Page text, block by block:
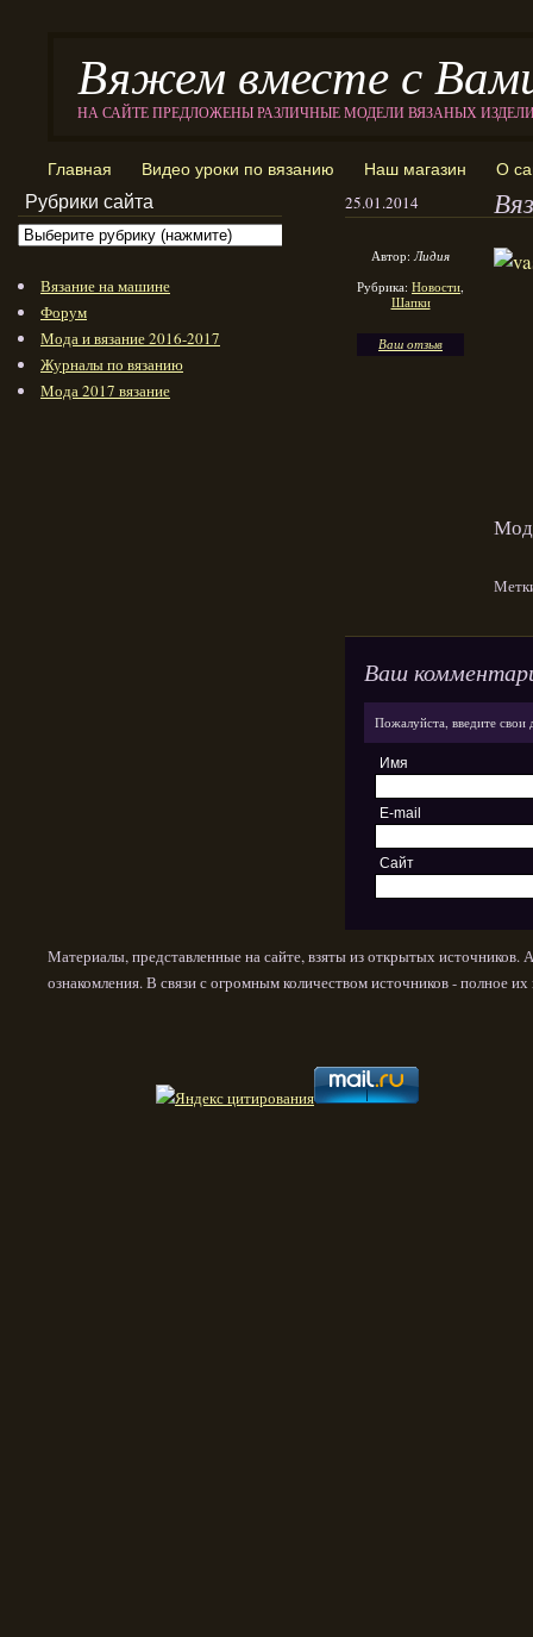
Вяжем вместе с
НА САЙТЕ ПРЕДЛОЖЕНЫ РАЗЛИЧНЫЕ МОДЕЛИ ВЯЗАНЫХ
Главная Видео уроки по вязанию Наш магазин О
25.01.2014
Автор:Лидия
Рубрика: Новости,
Шапки
Ваш отзыв
Ваш
Пожалуйста, введите
Имя
E-mail
Сайт
Рубрики сайта
Вязание на машине
Форум
Мода и вязание 2016-2017
Журналы по вязанию
Мода 2017 вязание
Материалы, представленные на сайте, взяты из открытых
ознакомления. В связи с огромным количеством источников - полное